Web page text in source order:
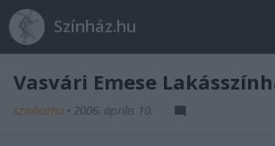
Színház.hu
Vasvári Emese
szinhazhu • 2006. április 10.